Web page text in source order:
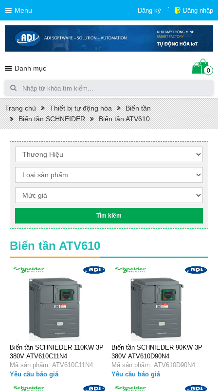
Menu Đăng ký Đăng nhập
Danh mục 0
Trang chủ Thiết bị tự động hóa
Biến tần
Biến tần SCHNEIDER
Biến tần ATV610
Biến tần ATV610
Biến tần SCHNIEDER 110KW 3P
380V ATV610C11N4
Mã sản phẩm: ATV610C11N4
Yêu cầu báo giá
Biến tần SCHNIEDER 90KW 3P
380V ATV610D90N4
Mã sản phẩm: ATV610D90N4
Yêu cầu báo giá